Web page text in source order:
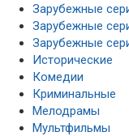
Зарубежные
Зарубежные
Зарубежные
Исторические
Комедии
Криминальные
Мелодрамы
Мультфильмы